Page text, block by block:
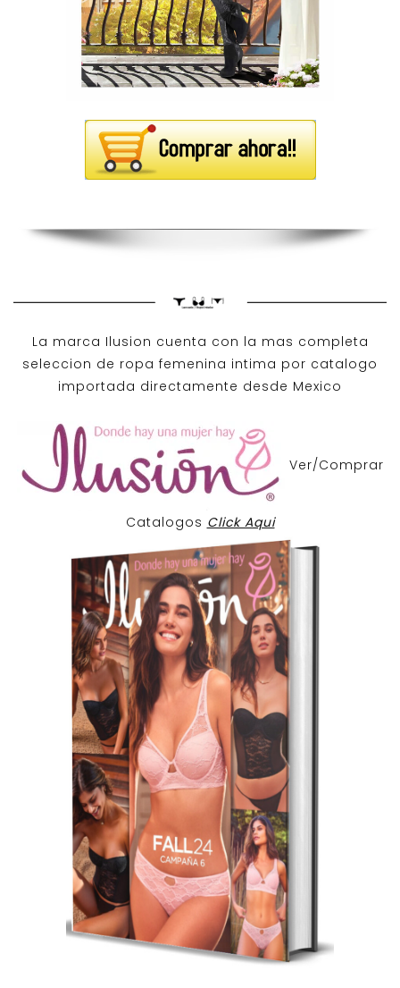
La marca Ilusion cuenta con la mas completa
seleccion de ropa femenina intima por catalogo
importada directamente desde Mexico
Ver/Comprar
Catalogos Click Aqui